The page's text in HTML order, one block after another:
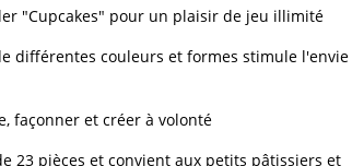
"Cupcakes" pour un plaisir de jeu illimité
différentes couleurs et formes stimule
façonner et créer à volonté
23 pièces et convient aux petits pâtissiers et